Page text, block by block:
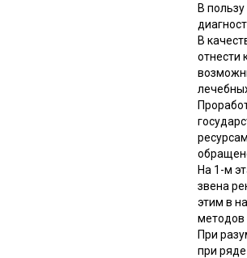
В
В
отнести
На 1-м
звена
этим в
методов
При
при